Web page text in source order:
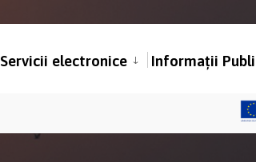
Servicii electronice Informații